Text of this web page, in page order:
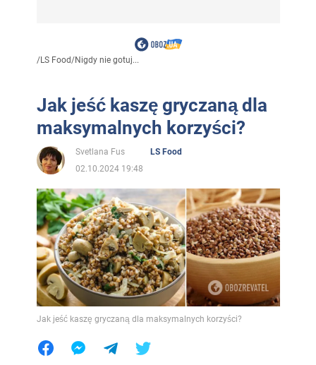
/LS Food/Nigdy nie gotuj...
Jak jeść kaszę gryczaną dla
maksymalnych korzyści?
Svetlana Fus
LS Food
02.10.2024 19:48
Jak jeść kaszę gryczaną dla maksymalnych korzyści?